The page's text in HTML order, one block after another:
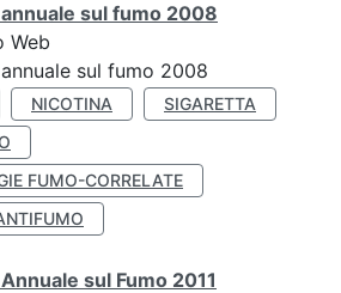
sul fumo 2008
Web
sul fumo 2008
NICOTINA
SIGARETTA
FUMO-CORRELATE
sul Fumo 2011